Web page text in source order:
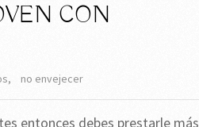
CON
, no envejecer
entonces debes prestarle más